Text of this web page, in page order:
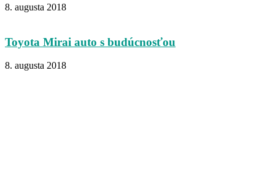
8. augusta 2018
Toyota Mirai auto s budúcnosťou
8. augusta 2018